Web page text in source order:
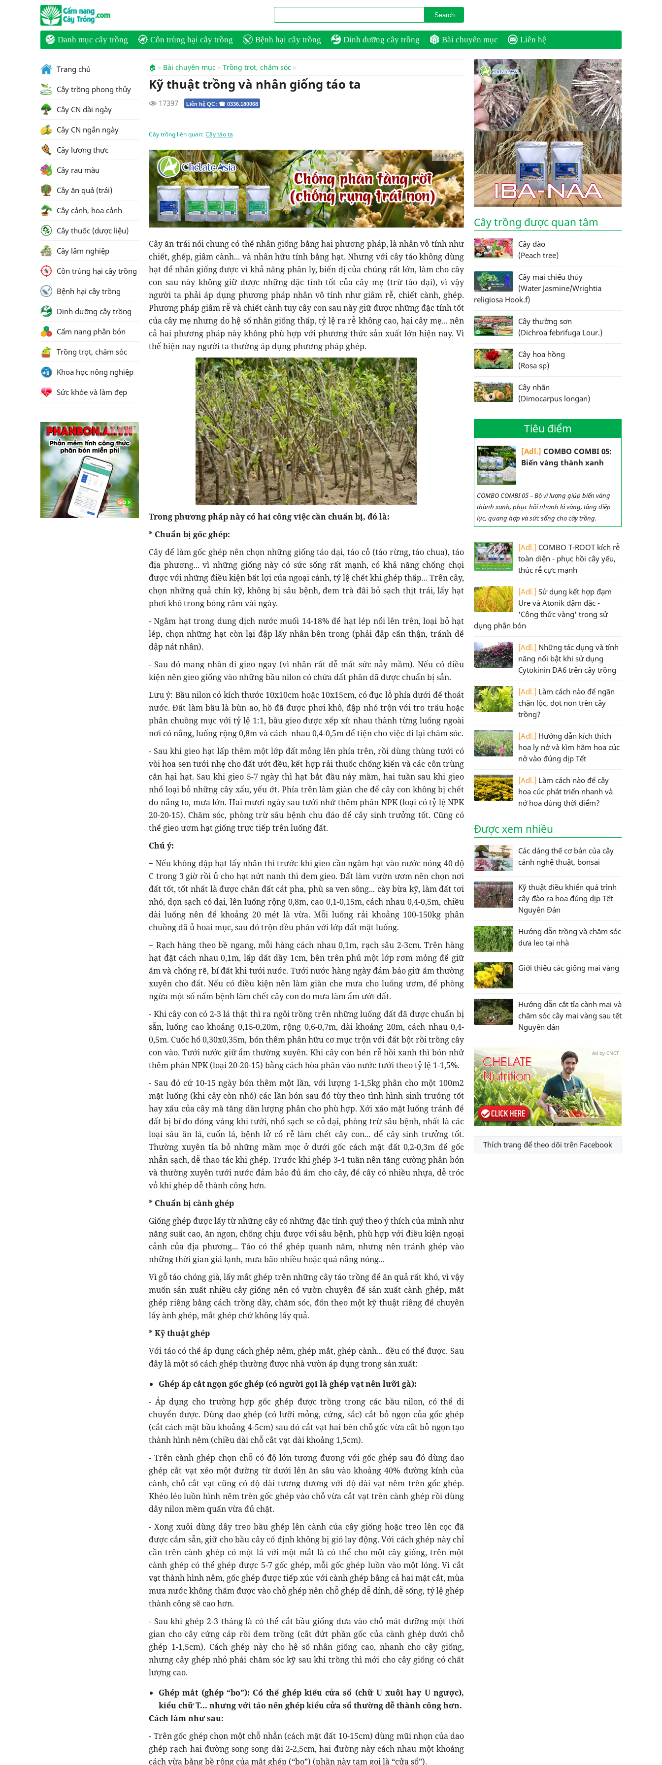
Danh mục cây trồng Côn trùng hại cây trồng Bệnh hại cây trồng Dinh dưỡng cây trồng Bài chuyên mục Liên hệ
🏠 Bài chuyên mục Trồng trọt, chăm sóc
Kỹ thuật trồng và nhân giống táo ta
17397 Liên hệ QC: ☎ 0336.180068
Cây trồng liên quan: Cây táo ta
Ad by CNCT
Cây ăn trái nói chung có thể nhân giống bằng hai phương pháp, là nhân vô tính như
chiết, ghép, giâm cành... và nhân hữu tính bằng hạt. Nhưng với cây táo không dùng
hạt để nhân giống được vì khả năng phân ly, biến dị của chúng rất lớn, làm cho cây
con sau này không giữ được những đặc tính tốt của cây mẹ (trừ táo dại), vì vậy
người ta phải áp dụng phương pháp nhân vô tính như giâm rễ, chiết cành, ghép.
Phương pháp giâm rễ và chiết cành tuy cây con sau này giữ được những đặc tính tốt
của cây mẹ nhưng do hệ số nhân giống thấp, tỷ lệ ra rễ không cao, hại cây mẹ... nên
cả hai phương pháp này không phù hợp với phương thức sản xuất lớn hiện nay. Vì
thế hiện nay người ta thường áp dụng phương pháp ghép.
Trong phương pháp này có hai công việc cần chuẩn bị, đó là:
* Chuẩn bị gốc ghép:
Cây để làm gốc ghép nên chọn những giống táo dại, táo cỏ (táo rừng, táo chua), táo
địa phương... vì những giống này có sức sống rất mạnh, có khả năng chống chọi
được với những điều kiện bất lợi của ngoại cảnh, tỷ lệ chết khi ghép thấp... Trên cây,
chọn những quả chín kỹ, không bị sâu bệnh, đem trà đãi bỏ sạch thịt trái, lấy hạt
phơi khô trong bóng râm vài ngày.
- Ngâm hạt trong dung dịch nước muối 14-18% để hạt lép nổi lên trên, loại bỏ hạt
lép, chọn những hạt còn lại đập lấy nhân bên trong (phải đập cẩn thận, tránh dể
dập nát nhân).
- Sau đó mang nhân đi gieo ngay (vì nhân rất dễ mất sức nảy mầm). Nếu có điều
kiện nên gieo giống vào những bầu nilon có chứa đất phân đã được chuẩn bị sẵn.
Lưu ý: Bầu nilon có kích thước 10x10cm hoặc 10x15cm, có đục lỗ phía dưới để thoát
nước. Đất làm bầu là bùn ao, hồ đã được phơi khô, đập nhỏ trộn với tro trấu hoặc
phân chuồng mục với tỷ lệ 1:1, bầu gieo được xếp xít nhau thành từng luống ngoài
nơi có nắng, luống rộng 0,8m và cách nhau 0,4-0,5m để tiện cho việc đi lại chăm sóc.
- Sau khi gieo hạt lấp thêm một lớp đất mỏng lên phía trên, rồi dùng thùng tưới có
vòi hoa sen tưới nhẹ cho đất ướt đều, kết hợp rải thuốc chống kiến và các côn trùng
cắn hại hạt. Sau khi gieo 5-7 ngày thì hạt bắt đầu nảy mầm, hai tuần sau khi gieo
nhổ loại bỏ những cây xấu, yếu ớt. Phía trên làm giàn che để cây con không bị chết
do nắng to, mưa lớn. Hai mươi ngày sau tưới nhử thêm phân NPK (loại có tỷ lệ NPK
20-20-15). Chăm sóc, phòng trừ sâu bệnh chu đáo để cây sinh trưởng tốt. Cũng có
thể gieo ươm hạt giống trực tiếp trên luống đất.
Chú ý:
+ Nếu không đập hạt lấy nhân thì trước khi gieo cần ngâm hạt vào nước nóng 40 độ
C trong 3 giờ rồi ủ cho hạt nứt nanh thì đem gieo. Đất làm vườn ươm nên chọn nơi
đất tốt, tốt nhất là được chân đất cát pha, phù sa ven sông... cày bừa kỹ, làm đất tơi
nhỏ, dọn sạch cỏ dại, lên luống rộng 0,8m, cao 0,1-0,15m, cách nhau 0,4-0,5m, chiều
dài luống nên để khoảng 20 mét là vừa. Mỗi luống rải khoảng 100-150kg phân
chuồng đã ủ hoai mục, sau đó trộn đều phân với lớp đất mặt luống.
+ Rạch hàng theo bề ngang, mỗi hàng cách nhau 0,1m, rạch sâu 2-3cm. Trên hàng
hạt đặt cách nhau 0,1m, lấp dất dầy 1cm, bên trên phủ một lớp rơm mỏng để giữ
ẩm và chống rẽ, bí đất khi tưới nước. Tưới nước hàng ngày đảm bảo giữ ẩm thường
xuyên cho đất. Nếu có điều kiện nên làm giàn che mưa cho luống ươm, để phòng
ngừa một số nấm bệnh làm chết cây con do mưa làm ẩm ướt đất.
- Khi cây con có 2-3 lá thật thì ra ngôi trồng trên những luống đất đã được chuẩn bị
sẵn, luống cao khoảng 0,15-0,20m, rộng 0,6-0,7m, dài khoảng 20m, cách nhau 0,4-
0,5m. Cuốc hố 0,30x0,35m, bón thêm phân hữu cơ mục trộn với đất bột rồi trồng cây
con vào. Tưới nước giữ ẩm thường xuyên. Khi cây con bén rễ hồi xanh thì bón nhử
thêm phân NPK (loại 20-20-15) bằng cách hòa phân vào nước tưới theo tỷ lệ 1-1,5%.
- Sau đó cứ 10-15 ngày bón thêm một lần, với lượng 1-1,5kg phân cho một 100m2
mặt luống (khi cây còn nhỏ) các lần bón sau đó tùy theo tình hình sinh trưởng tốt
hay xấu của cây mà tăng dần lượng phân cho phù hợp. Xới xáo mặt luống tránh để
đất bị bí do đóng váng khi tưới, nhổ sạch se cỏ dại, phòng trừ sâu bệnh, nhất là các
loại sâu ăn lá, cuốn lá, bệnh lở cổ rễ làm chết cây con... để cây sinh trưởng tốt.
Thường xuyên tỉa bỏ những mầm mọc ở dưới gốc cách mặt đất 0,2-0,3m để gốc
nhẵn sạch, dễ thao tác khi ghép. Trước khi ghép 3-4 tuần nên tăng cường phân bón
và thường xuyên tưới nước đảm bảo đủ ẩm cho cây, để cây có nhiều nhựa, dễ tróc
vỏ khi ghép dễ thành công hơn.
* Chuẩn bị cành ghép
Giống ghép được lấy từ những cây có những đặc tính quý theo ý thích của mình như
năng suất cao, ăn ngon, chống chịu được với sâu bệnh, phù hợp với điều kiện ngoại
cảnh của địa phương... Táo có thể ghép quanh năm, nhưng nên tránh ghép vào
những thời gian giá lạnh, mưa bão nhiều hoặc quá nắng nóng...
Vì gỗ táo chóng già, lấy mắt ghép trên những cây táo trồng để ăn quả rất khó, vì vậy
muốn sản xuất nhiều cây giống nên có vườn chuyên để sản xuất cành ghép, mắt
ghép riêng bằng cách trồng dầy, chăm sóc, đốn theo một kỹ thuật riêng để chuyên
lấy ành ghép, mắt ghép chứ không lấy quả.
* Kỹ thuật ghép
Với táo có thể áp dụng cách ghép nêm, ghép mắt, ghép cành... đều có thể được. Sau
đây là một số cách ghép thường được nhà vườn áp dụng trong sản xuất:
Ghép áp cắt ngọn gốc ghép (có người gọi là ghép vạt nên lưỡi gà):
- Áp dụng cho trường hợp gốc ghép được trồng trong các bầu nilon, có thể di
chuyển được. Dùng dao ghép (có lưỡi mỏng, cứng, sắc) cắt bỏ ngọn của gốc ghép
(cắt cách mặt bầu khoảng 4-5cm) sau đó cắt vạt hai bên chỗ gốc vừa cắt bỏ ngọn tạo
thành hình nêm (chiều dài chỗ cắt vạt dài khoảng 1,5cm).
- Trên cành ghép chọn chỗ có độ lớn tương đương với gốc ghép sau đó dùng dao
ghép cắt vạt xéo một đường từ dưới lên ăn sâu vào khoảng 40% đường kính của
cành, chỗ cắt vạt cũng có độ dài tương đương với độ dài vạt nêm trên gốc ghép.
Khéo léo luồn hình nêm trên gốc ghép vào chỗ vừa cắt vạt trên cành ghép rồi dùng
dây nilon mềm quấn vừa đủ chặt.
- Xong xuôi dùng dây treo bầu ghép lên cành của cây giống hoặc treo lên cọc đã
được cắm sẵn, giữ cho bầu cây cố định không bị gió lay động. Với cách ghép này chỉ
cần trên cành ghép có một lá với một mắt là có thể cho một cây giống, trên một
cành ghép có thể ghép được 5-7 gốc ghép, mỗi gốc ghép luồn vào một lóng. Vì cắt
vạt thành hình nêm, gốc ghép được tiếp xúc với cành ghép bằng cả hai mặt cắt, mùa
mưa nước không thấm được vào chỗ ghép nên chỗ ghép dễ dính, dễ sống, tỷ lệ ghép
thành công sẽ cao hơn.
- Sau khi ghép 2-3 tháng là có thể cắt bầu giống đưa vào chỗ mát dưỡng một thời
gian cho cây cứng cáp rồi đem trồng (cắt đứt phần gốc của cành ghép dưới chỗ
ghép 1-1,5cm). Cách ghép này cho hệ số nhân giống cao, nhanh cho cây giống,
nhưng cây ghép nhỏ phải chăm sóc kỹ sau khi trồng thì mới cho cây giống có chất
lượng cao.
Ghép mắt (ghép “bo”): Có thể ghép kiểu cửa sổ (chữ U xuôi hay U ngược),
kiểu chữ T... nhưng với táo nên ghép kiểu cửa sổ thường dễ thành công hơn.
Cách làm như sau:
- Trên gốc ghép chọn một chỗ nhẵn (cách mặt đất 10-15cm) dùng mũi nhọn của dao
ghép rạch hai đường song song dài 2-2,5cm, hai đường này cách nhau một khoảng
cách vừa bằng bề rộng của mắt ghép (“bo”) (phần này tạm gọi là “cửa sổ”).
Ad by CNCT
Cây trồng được quan tâm
Cây đào
(Peach tree)
Cây mai chiếu thủy
(Water Jasmine/Wrightia
religiosa Hook.f)
Cây thường sơn
(Dichroa febrifuga Lour.)
Cây hoa hồng
(Rosa sp)
Cây nhãn
(Dimocarpus longan)
Tiêu điểm
[Adl.] COMBO COMBI 05:
Biến vàng thành xanh
COMBO COMBI 05 – Bộ vi lượng giúp biến vàng
thành xanh, phục hồi nhanh lá vàng, tăng diệp
lục, quang hợp và sức sống cho cây trồng.
[Adl.] COMBO T-ROOT kích rễ
toàn diện - phục hồi cây yếu,
thúc rễ cực mạnh
[Adl.] Sử dụng kết hợp đạm
Ure và Atonik đậm đặc -
'Công thức vàng' trong sử
dụng phân bón
[Adl.] Những tác dụng và tính
năng nổi bật khi sử dụng
Cytokinin DA6 trên cây trồng
[Adl.] Làm cách nào để ngăn
chặn lộc, đọt non trên cây
trồng?
[Adl.] Hướng dẫn kích thích
hoa ly nở và kìm hãm hoa cúc
nở vào đúng dịp Tết
[Adl.] Làm cách nào để cây
hoa cúc phát triển nhanh và
nở hoa đúng thời điểm?
Được xem nhiều
Các dáng thế cơ bản của cây
cảnh nghệ thuật, bonsai
Kỹ thuật điều khiển quá trình
cây đào ra hoa đúng dịp Tết
Nguyên Đán
Hướng dẫn trồng và chăm sóc
dưa leo tại nhà
Giới thiệu các giống mai vàng
Hướng dẫn cắt tỉa cành mai và
chăm sóc cây mai vàng sau tết
Nguyên đán
Ad by CNCT
Thích trang để theo dõi trên Facebook
Trang chủ
Cây trồng phong thủy
Cây CN dài ngày
Cây CN ngắn ngày
Cây lương thực
Cây rau màu
Cây ăn quả (trái)
Cây cảnh, hoa cảnh
Cây thuốc (dược liệu)
Cây lâm nghiệp
Côn trùng hại cây trồng
Bệnh hại cây trồng
Dinh dưỡng cây trồng
Cẩm nang phân bón
Trồng trọt, chăm sóc
Khoa học nông nghiệp
Sức khỏe và làm đẹp
Ad by CNCT